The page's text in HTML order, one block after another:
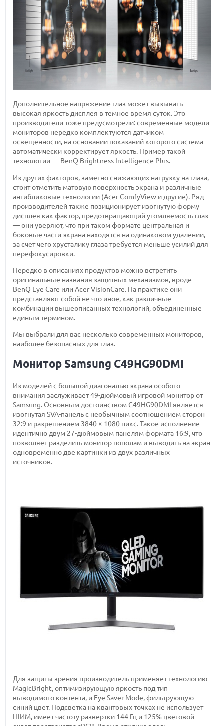
Дополнительное напряжение глаз может вызывать
высокая яркость дисплея в темное время суток. Это
производители тоже предусмотрели: современные модели
мониторов нередко комплектуются датчиком
освещенности, на основании показаний которого система
автоматически корректирует яркость. Пример такой
технологии — BenQ Brightness Intelligence Plus.
Из других факторов, заметно снижающих нагрузку на глаза,
стоит отметить матовую поверхность экрана и различные
антибликовые технологии (Acer ComfyView и другие). Ряд
производителей также позиционирует изогнутую форму
дисплея как фактор, предотвращающий утомляемость глаз
— они уверяют, что при таком формате центральная и
боковые части экрана находятся на одинаковом удалении,
за счет чего хрусталику глаза требуется меньше усилий для
перефокусировки.
Нередко в описаниях продуктов можно встретить
оригинальные названия защитных механизмов, вроде
BenQ Eye Care или Acer VisionCare. На практике они
представляют собой не что иное, как различные
комбинации вышеописанных технологий, объединенные
единым термином.
Мы выбрали для вас несколько современных мониторов,
наиболее безопасных для глаз.
Монитор Samsung C49HG90DMI
Из моделей с большой диагональю экрана особого
внимания заслуживает 49-дюймовый игровой монитор от
Samsung. Основным достоинством C49HG90DMI является
изогнутая SVA-панель с необычным соотношением сторон
32:9 и разрешением 3840 × 1080 пикс. Такое исполнение
идентично двум 27-дюймовым панелям формата 16:9, что
позволяет разделить монитор пополам и выводить на экран
одновременно две картинки из двух различных
источников.
Для защиты зрения производитель применяет технологию
MagicBright, оптимизирующую яркость под тип
выводимого контента, и Eye Saver Mode, фильтрующую
синий цвет. Подсветка на квантовых точках не использует
ШИМ, имеет частоту развертки 144 Гц и 125% цветовой